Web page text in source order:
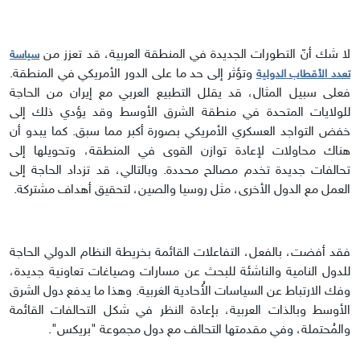
لا شك أنّ التطورات الجديدة في المنطقة العربية، قد تعزز من سياسة
تعدد الأقطاب الدولية وتؤثر إلى حد ما على الدور الأمريكي في المنطقة.
فعلى سبيل المثال، قد يقلل التطبيع العربي مع إيران من الحاجة
للولايات المتحدة في منطقة الشرق الأوسط وقد يؤدي ذلك إلى
خفض التواجد العسكري الأمريكي بصورة أكبر مما سبق. كما يبدو أن
هناك محاولات لإعادة توازن القوى في المنطقة، وتحويلها إلى
تحالفات جديدة تخدم مصالح محددة. وبالتالي، قد تزداد الحاجة إلى
العمل مع الدول الأخرى، مثل روسيا والصين، لتحقيق أهداف مشتركة.
فقد أفضت، بالفعل، التفاعلات القائمة بخريطة النظام الدولي الحاجة
للدول النامية والناشئة للبحث عن مسارات وصياغات تعاونية جديدة،
وفك الارتباط عن السياسات الأُحادية الغربية. وهذا ما يدفع دول الشرق
الأوسط وبالذات العربية، بإعادة النظر في شكل التحالفات القائمة
والمُحتملة، وفي مقدمتها التحالف مع دول مجموعة "بريكس".